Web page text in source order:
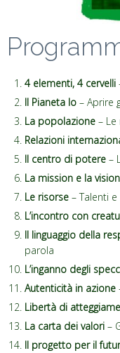
4 elementi, 4 cervelli
Il Pianeta Io – Aprire
La popolazione –
Relazioni
Il centro di potere –
La mission e la vision
Le risorse – Talenti
L’incontro con
Il linguaggio della
parola
L’inganno degli
Autenticità in azione
Libertà di
La carta dei valori –
Il progetto per il